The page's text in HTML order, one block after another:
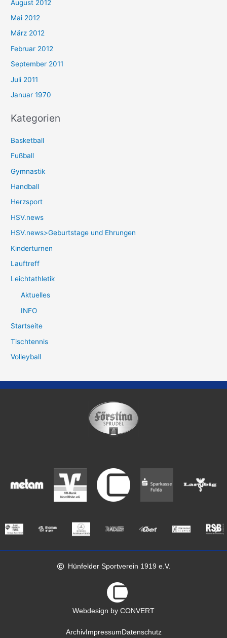
August 2012
Mai 2012
März 2012
Februar 2012
September 2011
Juli 2011
Januar 1970
Kategorien
Basketball
Fußball
Gymnastik
Handball
Herzsport
HSV.news
HSV.news>Geburtstage und Ehrungen
Kinderturnen
Lauftreff
Leichtathletik
Aktuelles
INFO
Startseite
Tischtennis
Volleyball
Hünfelder Sportverein 1919 e.V.
Webdesign by CONVERT
ArchivImpressum Datenschutz